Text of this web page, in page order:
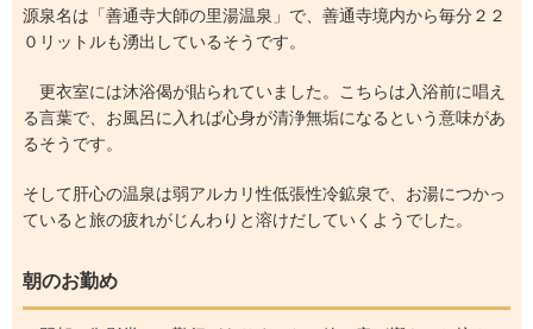
源泉名は「善通寺大師の里湯温泉」で、善通寺境内から毎分２２
０リットルも湧出しているそうです。
更衣室には沐浴偈が貼られていました。こちらは入浴前に唱え
る言葉で、お風呂に入れば心身が清浄無垢になるという意味があ
るそうです。
そして肝心の温泉は弱アルカリ性低張性冷鉱泉で、お湯につかっ
ていると旅の疲れがじんわりと溶けだしていくようでした。
朝のお勤め